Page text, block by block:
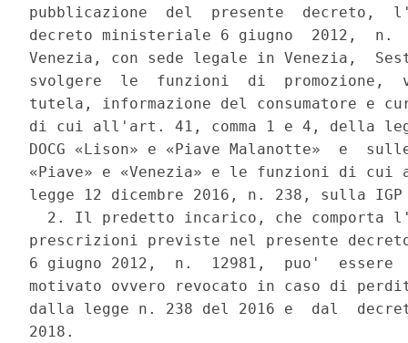
pubblicazione  del  presente  decreto,
decreto ministeriale 6 giugno  2012,  n.
Venezia, con sede legale in Venezia,
svolgere  le  funzioni  di  promozione,
tutela, informazione del consumatore e
di cui all'art. 41, comma 1 e 4, della
DOCG «Lison» e «Piave Malanotte»  e
«Piave» e «Venezia» e le funzioni di
legge 12 dicembre 2016, n. 238, sulla
2. Il predetto incarico, che comporta
prescrizioni previste nel presente
6 giugno 2012,  n.  12981,  puo'  essere
motivato ovvero revocato in caso di
dalla legge n. 238 del 2016 e  dal
2018.